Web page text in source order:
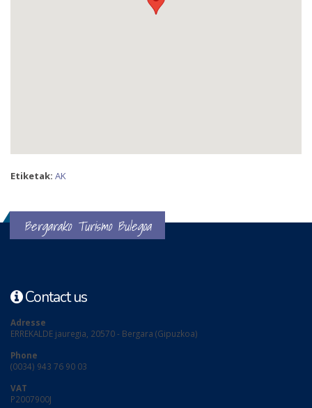
Etiketak: AK
Bergarako Turismo Bulegoa
Contact us
Adresse
ERREKALDE jauregia, 20570 - Bergara (Gipuzkoa)
Phone
(0034) 943 76 90 03
VAT
P2007900J